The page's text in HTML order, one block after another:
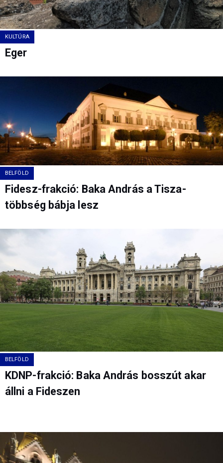
KULTÚRA
Eger
BELFÖLD
Fidesz-frakció: Baka András a Tisza-
többség bábja lesz
BELFÖLD
KDNP-frakció: Baka András bosszút akar
állni a Fideszen